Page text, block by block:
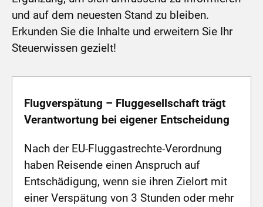
und auf dem neuesten Stand zu bleiben.
Erkunden Sie die Inhalte und erweitern Sie Ihr
Steuerwissen gezielt!
Flugverspätung – Fluggesellschaft trägt
Verantwortung bei eigener Entscheidung
Nach der EU-Fluggastrechte-Verordnung
haben Reisende einen Anspruch auf
Entschädigung, wenn sie ihren Zielort mit
einer Verspätung von 3 Stunden oder mehr